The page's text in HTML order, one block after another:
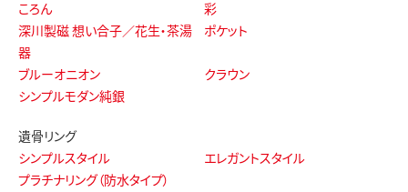
ころん
彩
深川製磁 想い合子／花生・茶湯
器
ポケット
ブルーオニオン
クラウン
シンプルモダン純銀
遺骨リング
シンプルスタイル
エレガントスタイル
プラチナリング（防水タイプ）